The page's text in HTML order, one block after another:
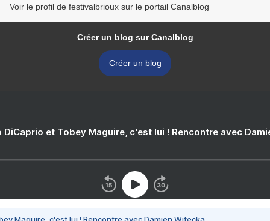
Voir le profil de festivalbrioux sur le portail Canalblog
Créer un blog sur Canalblog
Créer un blog
DiCaprio et Tobey Maguire, c'est lui ! Rencontre avec